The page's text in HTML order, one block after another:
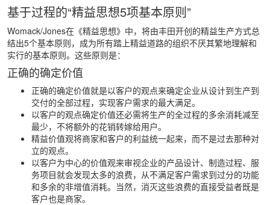
基于过程的“精益思想5项基本原则”
Womack/Jones在《精益思想》中，将由丰田开创的精益生产方式总
结出5个基本原则，成为所有踏上精益道路的组织不厌其繁地理解和
实行的基本原则。这些原则是：
正确的确定价值
正确的确定价值就是以客户的观点来确定企业从设计到生产到
交付的全部过程，实现客户需求的最大满足。
以客户的观点确定价值还必需将生产的全过程的多余消耗减至
最少，不将额外的花销转嫁给用户。
精益价值观将商家和客户的利益统一起来，而不是过去那种对
立的观点。
以客户为中心的价值观来审视企业的产品设计、制造过程、服
务项目就会发现太多的浪费，从不满足客户需求到过分的功能
和多余的非增值消耗。当然，消灭这些浪费的直接受益者既是
客户也是商家。